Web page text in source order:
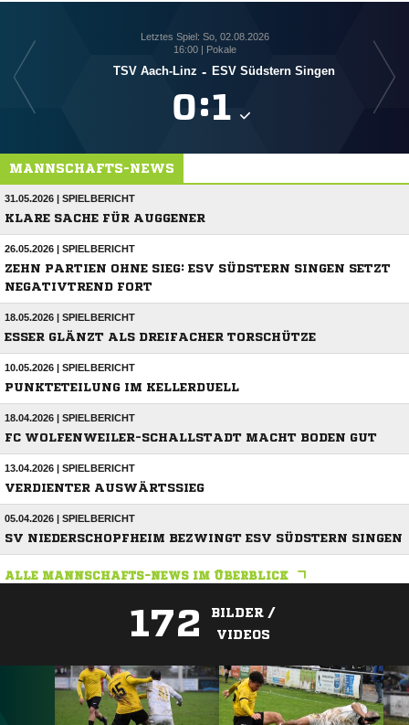
Letztes Spiel: So, 02.08.2026
16:00 | Pokale
TSV Aach-Linz - ESV Südstern Singen
:
MANNSCHAFTS-NEWS
31.05.2026 | SPIELBERICHT
KLARE SACHE FÜR AUGGENER
26.05.2026 | SPIELBERICHT
ZEHN PARTIEN OHNE SIEG: ESV SÜDSTERN SINGEN SETZT
NEGATIVTREND FORT
18.05.2026 | SPIELBERICHT
ESSER GLÄNZT ALS DREIFACHER TORSCHÜTZE
10.05.2026 | SPIELBERICHT
PUNKTETEILUNG IM KELLERDUELL
18.04.2026 | SPIELBERICHT
FC WOLFENWEILER-SCHALLSTADT MACHT BODEN GUT
13.04.2026 | SPIELBERICHT
VERDIENTER AUSWÄRTSSIEG
05.04.2026 | SPIELBERICHT
SV NIEDERSCHOPFHEIM BEZWINGT ESV SÜDSTERN SINGEN
ALLE MANNSCHAFTS-NEWS IM ÜBERBLICK
172
BILDER /
VIDEOS